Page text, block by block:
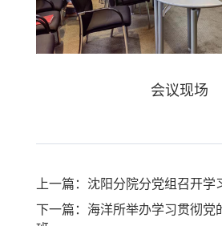
会议现场
上一篇：沈阳分院分党组召开学
下一篇：海洋所举办学习贯彻党